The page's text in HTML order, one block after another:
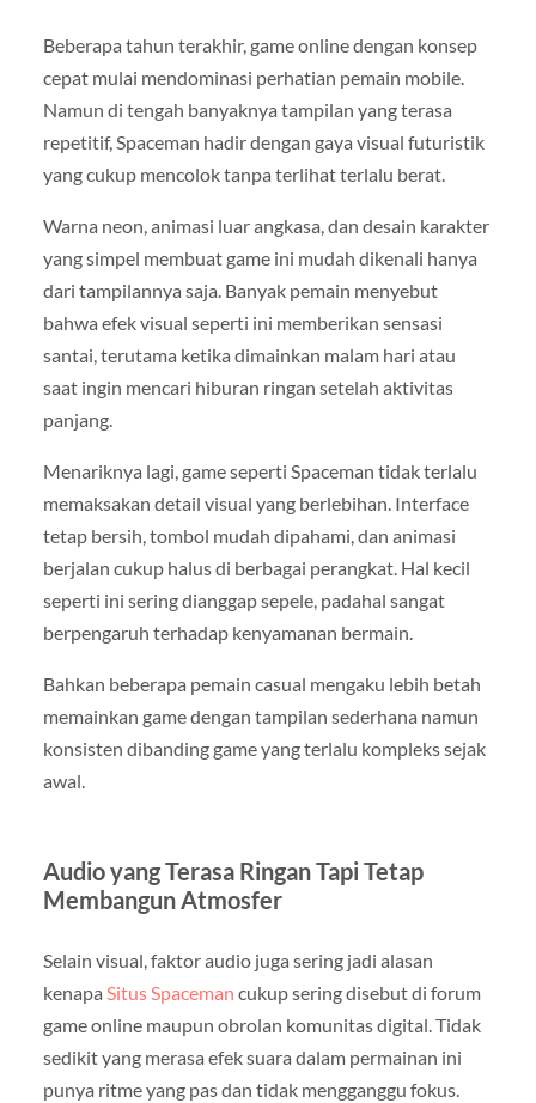
Beberapa tahun terakhir, game online dengan konsep
cepat mulai mendominasi perhatian pemain mobile.
Namun di tengah banyaknya tampilan yang terasa
repetitif, Spaceman hadir dengan gaya visual futuristik
yang cukup mencolok tanpa terlihat terlalu berat.
Warna neon, animasi luar angkasa, dan desain karakter
yang simpel membuat game ini mudah dikenali hanya
dari tampilannya saja. Banyak pemain menyebut
bahwa efek visual seperti ini memberikan sensasi
santai, terutama ketika dimainkan malam hari atau
saat ingin mencari hiburan ringan setelah aktivitas
panjang.
Menariknya lagi, game seperti Spaceman tidak terlalu
memaksakan detail visual yang berlebihan. Interface
tetap bersih, tombol mudah dipahami, dan animasi
berjalan cukup halus di berbagai perangkat. Hal kecil
seperti ini sering dianggap sepele, padahal sangat
berpengaruh terhadap kenyamanan bermain.
Bahkan beberapa pemain casual mengaku lebih betah
memainkan game dengan tampilan sederhana namun
konsisten dibanding game yang terlalu kompleks sejak
awal.
Audio yang Terasa Ringan Tapi Tetap
Membangun Atmosfer
Selain visual, faktor audio juga sering jadi alasan
kenapa Situs Spaceman cukup sering disebut di forum
game online maupun obrolan komunitas digital. Tidak
sedikit yang merasa efek suara dalam permainan ini
punya ritme yang pas dan tidak mengganggu fokus.